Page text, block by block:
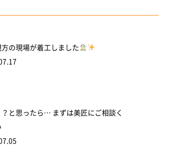
方の現場が着工しました
？と思ったら… まずは美匠にご相談く